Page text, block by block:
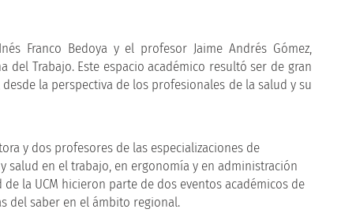
Franco Bedoya y el profesor Jaime Andrés Gómez,
Trabajo. Este espacio académico resultó ser de gran
la perspectiva de los profesionales de la salud y su